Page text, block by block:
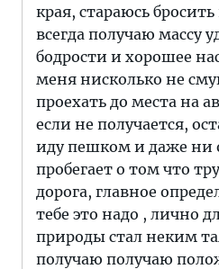
края, стараюсь бросить
всегда получаю массу
бодрости и хорошее
меня нисколько не
проехать до места на
если не получается,
иду пешком и даже ни
пробегает о том что
дорога, главное
тебе это надо , лично
природы стал неким
получаю получаю